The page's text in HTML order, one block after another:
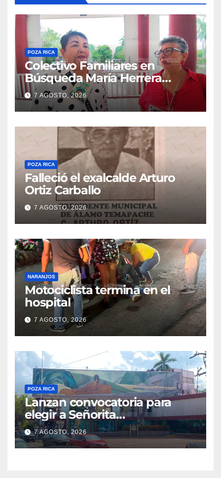
POZA RICA
Colectivo Familiares en
Búsqueda María Herrera
convoca a marcha
7 AGOSTO, 2026
POZA RICA
Falleció el exalcalde Arturo
Ortiz Carballo
7 AGOSTO, 2026
NARANJOS
Motociclista termina en el
hospital
7 AGOSTO, 2026
POZA RICA
Lanzan convocatoria para
elegir a Señorita
Independencia, Patria y
Libertad 2026
7 AGOSTO, 2026